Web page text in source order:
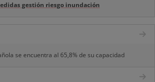
gestión riesgo inundación
se encuentra al 65,8% de su capacidad